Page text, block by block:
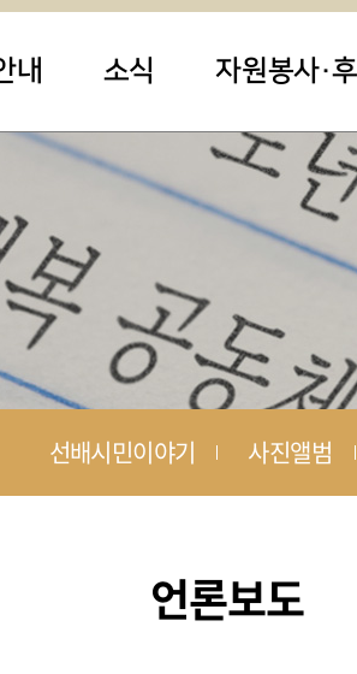
내 소식 자원봉사·
선배시민이야기 사진앨범
언론보도